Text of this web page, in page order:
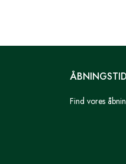
Find vores